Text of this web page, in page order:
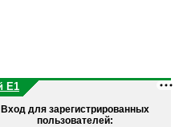
E1
Вход для зарегистрированных
пользователей: